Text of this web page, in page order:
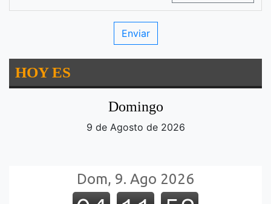
HOY ES
Domingo
9 de Agosto de 2026